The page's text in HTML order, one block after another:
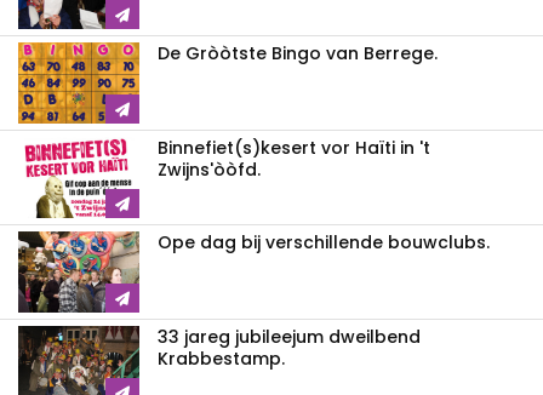
De Gròòtste Bingo van Berrege.
Binnefiet(s)kesert vor Haïti in 't
Zwijns'òòfd.
Ope dag bij verschillende bouwclubs.
33 jareg jubileejum dweilbend
Krabbestamp.